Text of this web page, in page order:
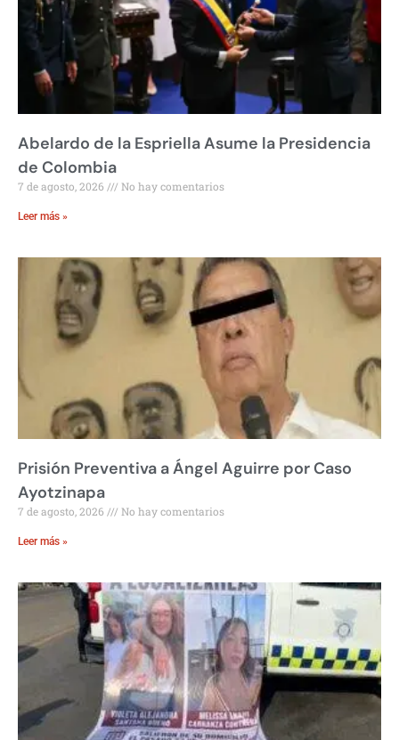
Abelardo de la Espriella Asume la Presidencia
de Colombia
7 de agosto, 2026 No hay comentarios
Leer más »
Prisión Preventiva a Ángel Aguirre por Caso
Ayotzinapa
7 de agosto, 2026 No hay comentarios
Leer más »